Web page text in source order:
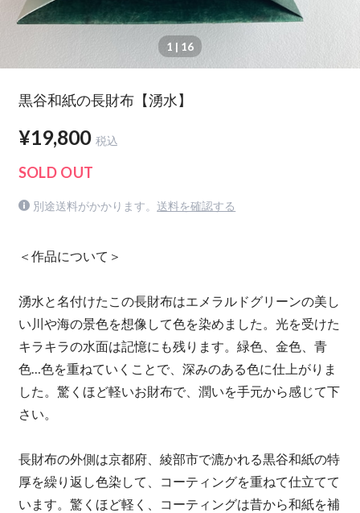
1 | 16
黒谷和紙の長財布【湧水】
¥19,800 税込
SOLD OUT
別途送料がかかります。 送料を確認する
＜作品について＞
湧水と名付けたこの長財布はエメラルドグリーンの美し
い川や海の景色を想像して色を染めました。光を受けた
キラキラの水面は記憶にも残ります。緑色、金色、青
色…色を重ねていくことで、深みのある色に仕上がりま
した。驚くほど軽いお財布で、潤いを手元から感じて下
さい。
長財布の外側は京都府、綾部市で漉かれる黒谷和紙の特
厚を繰り返し色染して、コーティングを重ねて仕立てて
います。驚くほど軽く、コーティングは昔から和紙を補